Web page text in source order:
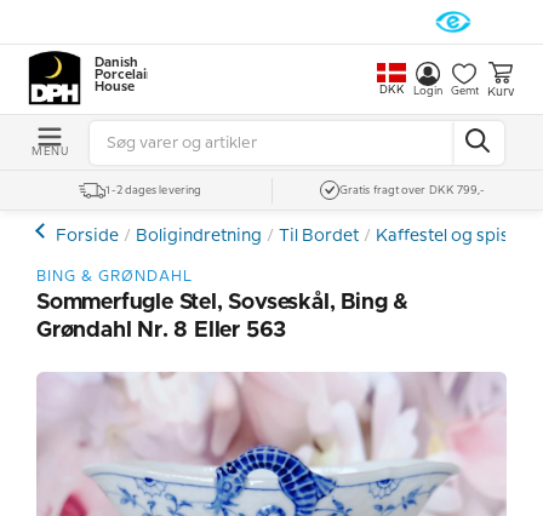
Danish
Porcelain
House
DKK Login Gemt Kurv
MENU
1-2 dages levering Gratis fragt over DKK 799,-
Forside Boligindretning Til Bordet Kaffestel og
BING & GRØNDAHL
Sommerfugle Stel, Sovseskål, Bing &
Grøndahl Nr. 8 Eller 563